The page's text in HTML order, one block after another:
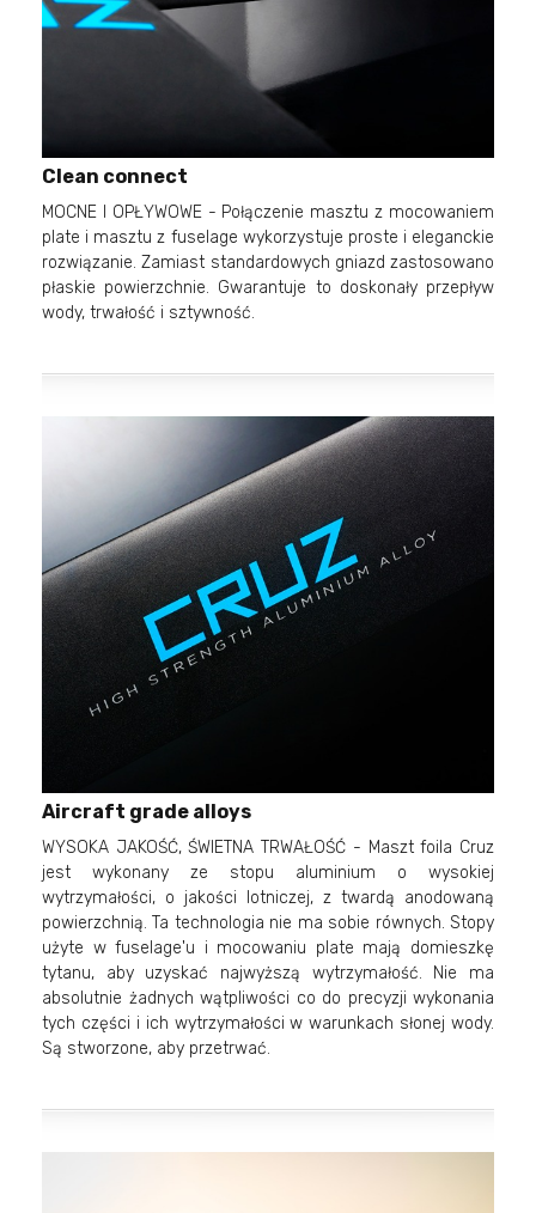
Clean connect
MOCNE I OPŁYWOWE - Połączenie masztu z mocowaniem
plate i masztu z fuselage wykorzystuje proste i eleganckie
rozwiązanie. Zamiast standardowych gniazd zastosowano
płaskie powierzchnie. Gwarantuje to doskonały przepływ
wody, trwałość i sztywność.
Aircraft grade alloys
WYSOKA JAKOŚĆ, ŚWIETNA TRWAŁOŚĆ - Maszt foila Cruz
jest wykonany ze stopu aluminium o wysokiej
wytrzymałości, o jakości lotniczej, z twardą anodowaną
powierzchnią. Ta technologia nie ma sobie równych. Stopy
użyte w fuselage'u i mocowaniu plate mają domieszkę
tytanu, aby uzyskać najwyższą wytrzymałość. Nie ma
absolutnie żadnych wątpliwości co do precyzji wykonania
tych części i ich wytrzymałości w warunkach słonej wody.
Są stworzone, aby przetrwać.